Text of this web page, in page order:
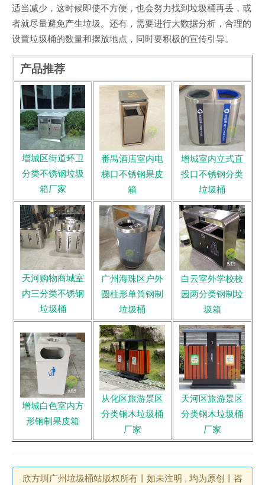
适当减少，这时候即使不方便，也会努力找到垃圾桶再丢，或
者就尽量避免产生垃圾。还有，需要进行大数据分析，合理的
设置垃圾桶的数量和摆放地点，同时要积极的宣传引导。
产品推荐
增城区街道环卫
分类不锈钢垃圾
箱厂家
番禺酒店室内电
梯口不锈钢果皮
箱
增城室内立式直
投口不锈钢分类
垃圾桶
天河购物商城室
内三分类不锈钢
垃圾桶
广州海珠区户外
圆柱形单筒钢制
垃圾桶
白云室外学校校
园两分类钢制垃
圾箱
增城白色室内方
形钢制果皮箱
从化区旅游景区
分类钢木垃圾桶
厂家
天河区旅游景区
分类钢木垃圾桶
厂家
欣方圳广州垃圾桶站版权所有丨如未注明 , 均为原创丨咨